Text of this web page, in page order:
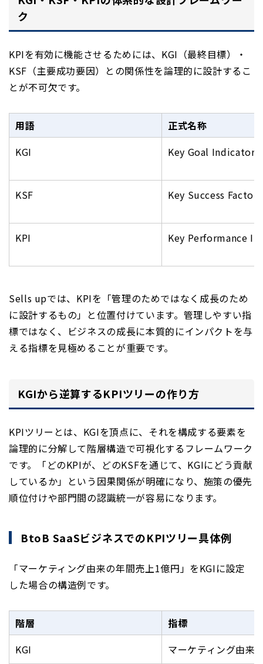
ク
KPIを有効に機能させるためには、KGI（最終目標）・
KSF（主要成功要因）との関係性を論理的に設計するこ
とが不可欠です。
用語
正式名称
KGI
Key Goal Indicator
KSF Key Success Factor
KPI Key Performance
Sells upでは、KPIを「管理のためではなく成長のため
に設計するもの」と位置付けています。管理しやすい指
標ではなく、ビジネスの成長に本質的にインパクトを与
える指標を見極めることが重要です。
KGIから逆算するKPIツリーの作り方
KPIツリーとは、KGIを頂点に、それを構成する要素を
論理的に分解して階層構造で可視化するフレームワーク
です。「どのKPIが、どのKSFを通じて、KGIにどう貢献
しているか」という因果関係が明確になり、施策の優先
順位付けや部門間の認識統一が容易になります。
BtoB SaaSビジネスでのKPIツリー具体例
「マーケティング由来の年間売上1億円」をKGIに設定
した場合の構造例です。
階層
指標
KGI
マーケティング由来